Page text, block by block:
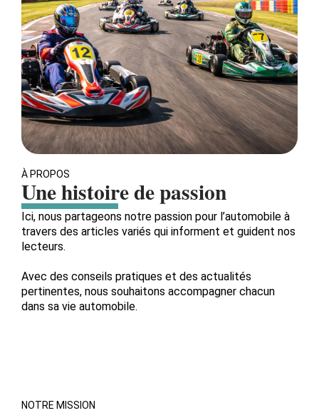
À PROPOS
Une histoire de passion
Ici, nous partageons notre passion pour l’automobile à
travers des articles variés qui informent et guident nos
lecteurs.
Avec des conseils pratiques et des actualités
pertinentes, nous souhaitons accompagner chacun
dans sa vie automobile.
NOTRE MISSION